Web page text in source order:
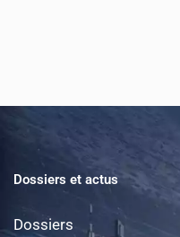
Dossiers et actus
Dossiers